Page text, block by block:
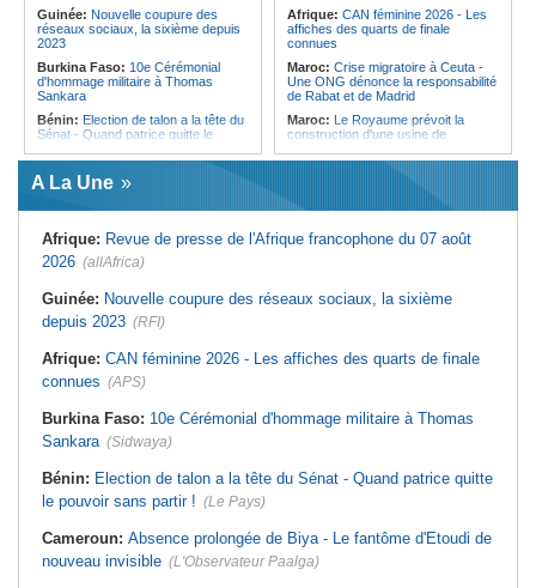
Guinée: Nouvelle coupure des
réseaux sociaux, la sixième depuis
2023
Burkina Faso: 10e Cérémonial
d'hommage militaire à Thomas
Sankara
Bénin: Election de talon a la tête du
Sénat - Quand patrice quitte le
Cameroun:
Biya - Le fantôme d'Etoudi de
cardinal d'Abuja provoque l'ire du
président Bola Tinubu
parleur «Djidji Ayôkwé» prend une
dimension politique
Guinée: Le président dissipe les
santé dans un message publié sur X
Afrique:Etats généraux de
rupture
Afrique: CAN féminine 2026 - Les
affiches des quarts de finale
connues
Maroc: Crise migratoire à Ceuta -
Une ONG dénonce la responsabilité
de Rabat et de Madrid
Maroc: Le Royaume prévoit la
construction d'une usine de
déchets à Casablanca
agents de sécurité, selon des
associations
Afrique:Promesse de la finale de la
maintien ?
Maroc:Driss Lachguar - Les défis
traitement courageux des causes
profondes
A La Une
Afrique: Revue de presse de l'Afrique francophone du 07 août
2026 (allAfrica)
Guinée: Nouvelle coupure des réseaux sociaux, la sixième
depuis 2023 (RFI)
Afrique: CAN féminine 2026 - Les affiches des quarts de finale
connues (APS)
Burkina Faso: 10e Cérémonial d'hommage militaire à Thomas
Sankara (Sidwaya)
Bénin: Election de talon a la tête du Sénat - Quand patrice quitte
le pouvoir sans partir ! (Le Pays)
Cameroun: Absence prolongée de Biya - Le fantôme d'Etoudi de
nouveau invisible (L'Observateur Paalga)